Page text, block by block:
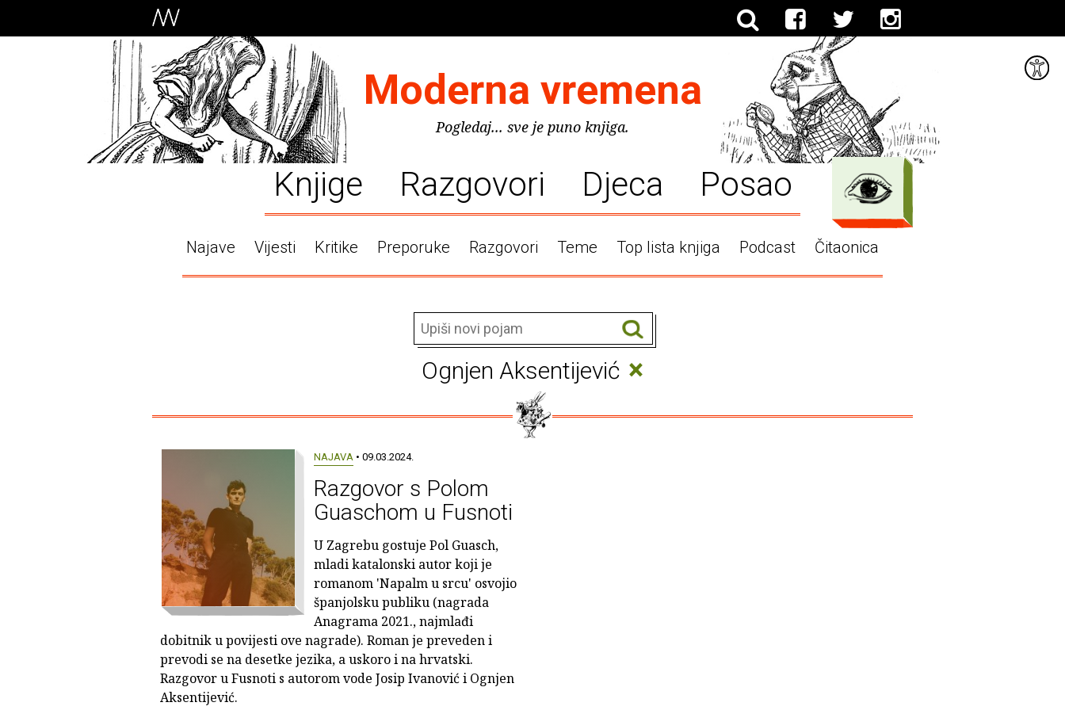
Moderna vremena
Pogledaj... sve je puno knjiga.
Knjige Razgovori Djeca Posao
Najave Vijesti Kritike Preporuke Razgovori Teme Top lista knjiga Podcast Čitaonica
Ognjen Aksentijević ×
NAJAVA • 09.03.2024.
Razgovor s Polom
Guaschom u Fusnoti
U Zagrebu gostuje Pol Guasch,
mladi katalonski autor koji je
romanom 'Napalm u srcu' osvojio
španjolsku publiku (nagrada
Anagrama 2021., najmlađi
dobitnik u povijesti ove nagrade). Roman je preveden i
prevodi se na desetke jezika, a uskoro i na hrvatski.
Razgovor u Fusnoti s autorom vode Josip Ivanović i Ognjen
Aksentijević.